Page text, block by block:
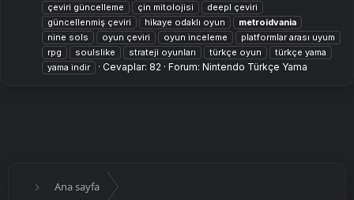
çeviri güncelleme
çin mitolojisi
deepl çeviri
güncellenmiş çeviri
hikaye odaklı oyun
metroidvania
nine sols
oyun çeviri oyun i̇nceleme
platformlar arası uyum
rpg
soulslike strateji oyunları türkçe oyun
türkçe yama
yama i̇ndir
Cevaplar: 82 Forum: Nintendo Türkçe Yama
Ana sayfa